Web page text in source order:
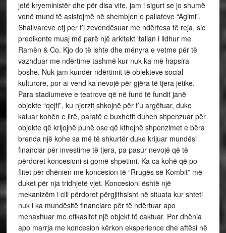
jetë kryeministër dhe për disa vite, jam i sigurt se jo shumë
vonë mund të asistojmë në shembjen e pallateve “Agimi”,
Shallvareve etj per t’i zevendësuar me ndërtesa të reja, sic
predikonte muaj më parë një arkitekt italian i lidhur me
Ramën & Co. Kjo do të ishte dhe mënyra e vetme për të
vazhduar me ndërtime tashmë kur nuk ka më hapsira
boshe. Nuk jam kundër ndërtimit të objekteve social
kulturore, por ai vend ka nevojë për gjëra të tjera jetike.
Para stadiumeve e teatrove që në fund të fundit janë
objekte “qejfi”, ku njerzit shkojnë për t’u argëtuar, duke
kaluar kohën e lirë, paratë e buxhetit duhen shpenzuar për
objekte që krijojnë punë ose që kthejnë shpenzimet e bëra
brenda një kohe sa më të shkurtër duke krijuar mundësi
financiar për investime të tjera, pa pasur nevojë që të
përdoret koncesioni si gomë shpetimi. Ka ca kohë që po
flitet për dhënien me koncesion të “Rrugës së Kombit” më
duket për nja tridhjetë vjet. Koncesioni është një
mekanizëm i cili përdoret përgjithsisht në situata kur shteti
nuk i ka mundësitë financiare për të ndërtuar apo
menaxhuar me efikasitet një objekt të caktuar. Por dhënia
apo marrja me koncesion kërkon eksperience dhe aftësi në